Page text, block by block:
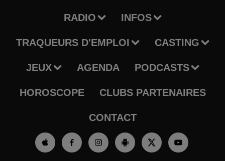
RADIO INFOS
TRAQUEURS D'EMPLOI CASTING
JEUX AGENDA PODCASTS
HOROSCOPE CLUBS PARTENAIRES
CONTACT